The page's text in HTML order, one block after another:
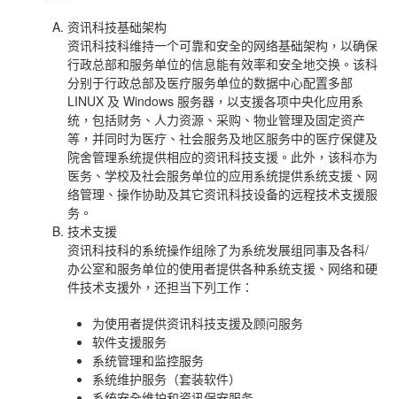
资讯科技基础架构
资讯科技科维持一个可靠和安全的网络基础架构，以确保
行政总部和服务单位的信息能有效率和安全地交换。该科
分别于行政总部及医疗服务单位的数据中心配置多部
LINUX 及 Windows 服务器，以支援各项中央化应用系
统，包括财务、人力资源、采购、物业管理及固定资产
等，并同时为医疗、社会服务及地区服务中的医疗保健及
院舍管理系统提供相应的资讯科技支援。此外，该科亦为
医务、学校及社会服务单位的应用系统提供系统支援、网
络管理、操作协助及其它资讯科技设备的远程技术支援服
务。
技术支援
资讯科技科的系统操作组除了为系统发展组同事及各科/
办公室和服务单位的使用者提供各种系统支援、网络和硬
件技术支援外，还担当下列工作：
为使用者提供资讯科技支援及顾问服务
软件支援服务
系统管理和监控服务
系统维护服务（套装软件）